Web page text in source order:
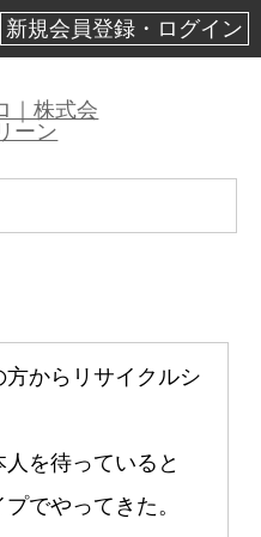
新規会員登録・ログイン
からリサイクルシ
を待っていると
でやってきた。